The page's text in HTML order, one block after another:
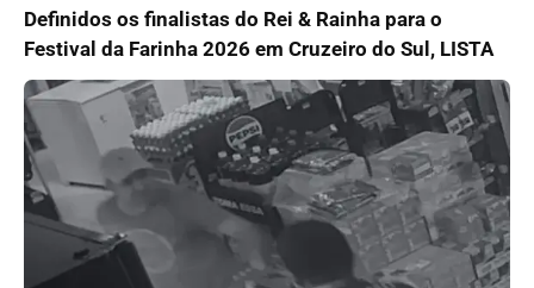
Definidos os finalistas do Rei & Rainha para o
Festival da Farinha 2026 em Cruzeiro do Sul, LISTA